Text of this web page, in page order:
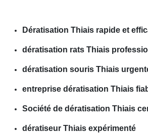
Dératisation Thiais rapide et
dératisation rats Thiais
dératisation souris Thiais
entreprise dératisation Thiais
Société de dératisation Thiais
dératiseur Thiais expérimenté